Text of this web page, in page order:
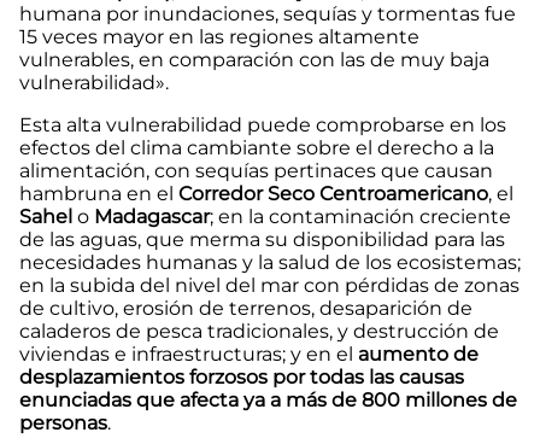
humana por inundaciones, sequías y tormentas fue
15 veces mayor en las regiones altamente
vulnerables, en comparación con las de muy baja
vulnerabilidad».
Esta alta vulnerabilidad puede comprobarse en los
efectos del clima cambiante sobre el derecho a la
alimentación, con sequías pertinaces que causan
hambruna en el Corredor Seco Centroamericano, el
Sahel o Madagascar; en la contaminación creciente
de las aguas, que merma su disponibilidad para las
necesidades humanas y la salud de los ecosistemas;
en la subida del nivel del mar con pérdidas de zonas
de cultivo, erosión de terrenos, desaparición de
caladeros de pesca tradicionales, y destrucción de
viviendas e infraestructuras; y en el aumento de
desplazamientos forzosos por todas las causas
enunciadas que afecta ya a más de 800 millones de
personas.